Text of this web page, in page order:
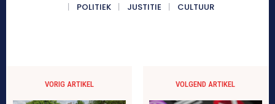
POLITIEK
JUSTITIE CULTUUR
VORIG ARTIKEL VOLGEND ARTIKEL